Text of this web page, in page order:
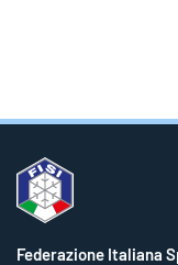
Federazione Italiana